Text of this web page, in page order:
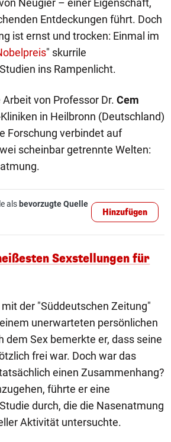
Neugier – einer Eigenschaft,
Entdeckungen führt. Doch
ist ernst und trocken: Einmal im
" skurrile
ins Rampenlicht.
von Professor Dr. Cem
in Heilbronn (Deutschland)
Forschung verbindet auf
scheinbar getrennte Welten:
als bevorzugte Quelle
Hinzufügen
Sexstellungen für
der "Süddeutschen Zeitung"
unerwarteten persönlichen
dem Sex bemerkte er, dass seine
frei war. Doch war das
einen Zusammenhang?
führte er eine
durch, die die Nasenatmung
Aktivität untersuchte.